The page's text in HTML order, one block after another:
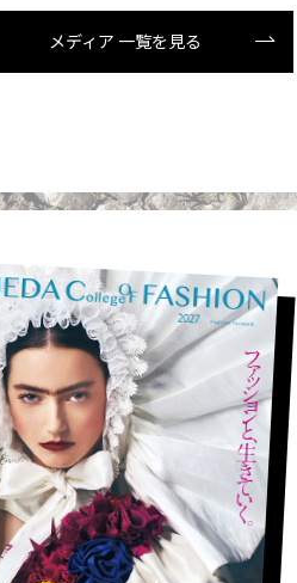
メディア 一覧を見る